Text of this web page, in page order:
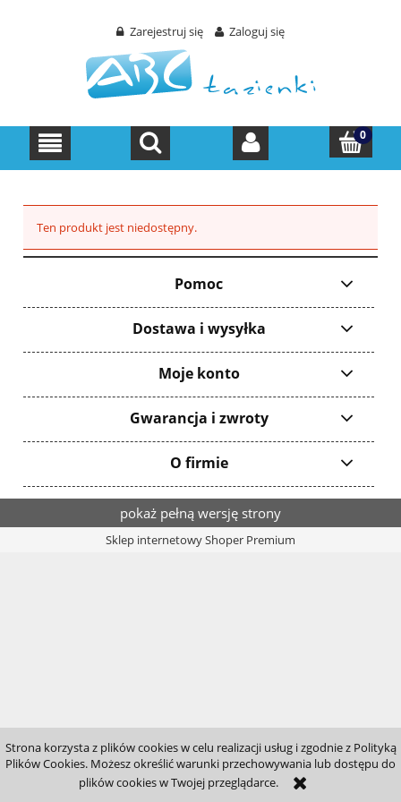
Strona korzysta z plików cookies w celu realizacji usług i zgodnie z Polityką
Plików Cookies. Możesz określić warunki przechowywania lub dostępu do
plików cookies w Twojej przeglądarce.
Zarejestruj się Zaloguj się
Ten produkt jest niedostępny.
Pomoc
Dostawa i wysyłka
Moje konto
Gwarancja i zwroty
O firmie
pokaż pełną wersję strony
Sklep internetowy Shoper Premium